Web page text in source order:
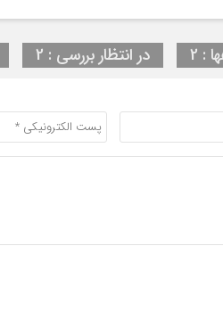
: 2 در انتظار بررسی : 2